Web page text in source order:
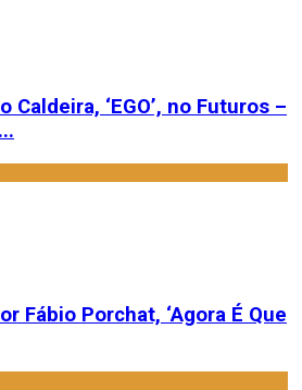
Caldeira, ‘EGO’, no Futuros –
Fábio Porchat, ‘Agora É Que